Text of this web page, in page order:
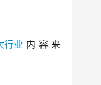
内容来